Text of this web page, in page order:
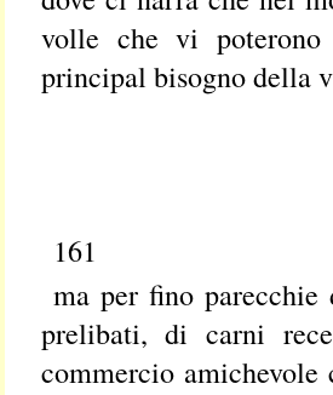
volle che vi
principal bisogno della
161
ma per fino
prelibati, di carni
commercio